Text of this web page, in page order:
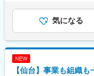
できる制度あるため
管理部門など幅広い
変更の範囲：会社の定
■モデル年収：
・30歳 主任職 377万
の健康的な生活に関わ
月） ※計4.5ヶ月分（
スアップ手当：
考を通じて上下する可
めた表記です。
気になる
NEW
【仙台】事業も組織